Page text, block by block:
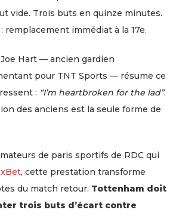
vide. Trois buts en quinze minutes.
remplacement immédiat à la 17e.
Hart — ancien gardien
pour TNT Sports — résume ce
: “I’m heartbroken for the lad”.
des anciens est la seule forme de
de paris sportifs de RDC qui
, cette prestation transforme
du match retour. Tottenham doit
trois buts d’écart contre